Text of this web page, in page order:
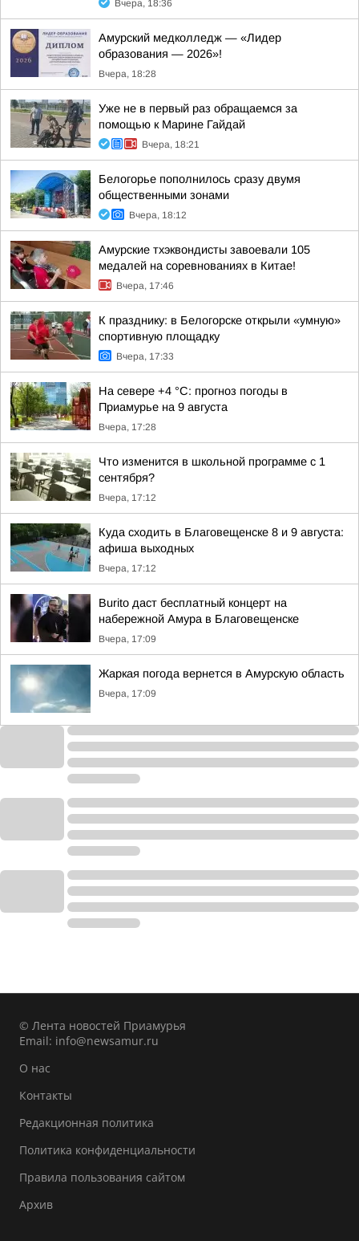
Вчера, 18:36
Амурский медколледж — «Лидер
образования — 2026»!
Вчера, 18:28
Уже не в первый раз обращаемся за
помощью к Марине Гайдай
Вчера, 18:21
Белогорье пополнилось сразу двумя
общественными зонами
Вчера, 18:12
Амурские тхэквондисты завоевали 105
медалей на соревнованиях в Китае!
Вчера, 17:46
К празднику: в Белогорске открыли «умную»
спортивную площадку
Вчера, 17:33
На севере +4 °С: прогноз погоды в
Приамурье на 9 августа
Вчера, 17:28
Что изменится в школьной программе с 1
сентября?
Вчера, 17:12
Куда сходить в Благовещенске 8 и 9 августа:
афиша выходных
Вчера, 17:12
Burito даст бесплатный концерт на
набережной Амура в Благовещенске
Вчера, 17:09
Жаркая погода вернется в Амурскую область
Вчера, 17:09
© Лента новостей Приамурья
Email: info@newsamur.ru
О нас
Контакты
Редакционная политика
Политика конфиденциальности
Правила пользования сайтом
Архив